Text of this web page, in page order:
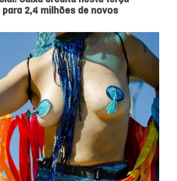
2,4 milhões de novos